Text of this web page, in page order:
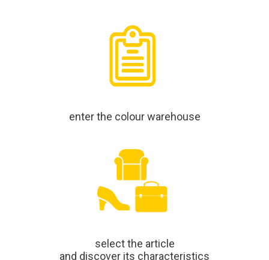
enter the colour warehouse
select the article
and discover its characteristics